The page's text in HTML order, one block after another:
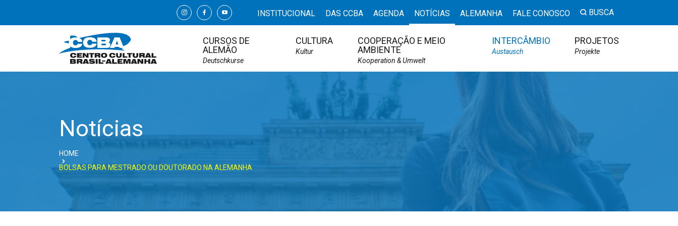
INSTITUCIONAL DAS CCBA AGENDA NOTÍCIAS ALEMANHA FALE CONOSCO BUSCA
CURSOS DE
ALEMÃO
Deutschkurse
CULTURA
Kultur
COOPERAÇÃO E MEIO
AMBIENTE
Kooperation & Umwelt
INTERCÂMBIO
Austausch
PROJETOS
Projekte
Notícias
HOME
BOLSAS PARA MESTRADO OU DOUTORADO NA ALEMANHA